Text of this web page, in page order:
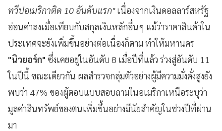
ทวีปอเมริกาติด 10 อันดับแรก"เนื่องจากเงินดอลลาร์สหรัฐ
อ่อนค่าลงเมื่อเทียบกับสกุลเงินหลักอื่นๆ แม้ว่าราคาสินค้าใน
ประเทศจะยังเพิ่มขึ้นอย่างต่อเนื่องก็ตาม ทำให้มหานคร
"นิวยอร์ก" ซึ่งเคยอยู่ในอันดับ 8 เมื่อปีที่แล้ว ร่วงสู่อันดับ 11
ในปีนี้ ขณะเดียวกัน ผลสำรวจกลุ่มตัวอย่างผู้มีความมั่งคั่งสูงยัง
พบว่า 47% ของผู้ตอบแบบสอบถามในอเมริกาเหนือระบุว่า
มูลค่าสินทรัพย์ของตนเพิ่มขึ้นอย่างมีนัยสำคัญในช่วงปีที่ผ่าน
มา